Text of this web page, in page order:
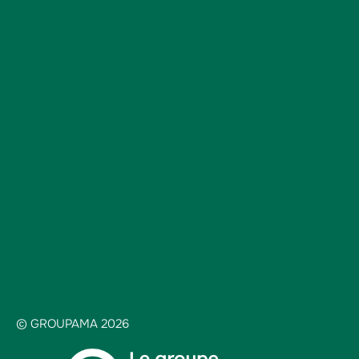
© GROUPAMA 2026